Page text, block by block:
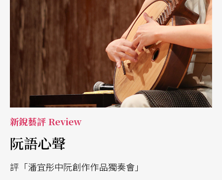
新銳藝評 Review
阮語心聲
評「潘宜彤中阮創作作品獨奏會」